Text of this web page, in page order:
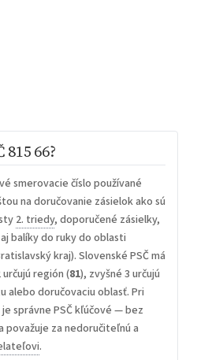
815 66?
smerovacie číslo používané
na doručovanie zásielok ako sú
2. triedy, doporučené zásielky,
balíky do ruky do oblasti
kraj). Slovenské PSČ má
región (81), zvyšné 3 určujú
alebo doručovaciu oblasť. Pri
správne PSČ kľúčové — bez
považuje za nedoručiteľnú a
.